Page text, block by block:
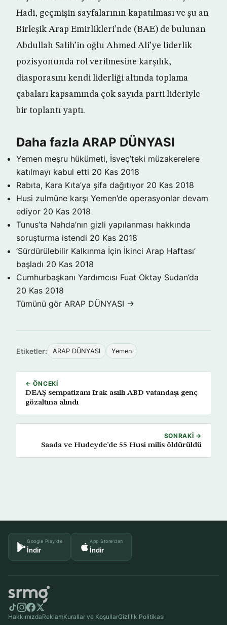
Hadi, geçmişin sayfalarının kapatılması ve şu an
Birleşik Arap Emirlikleri’nde (BAE) de bulunan
Abdullah Salih’in oğlu Ahmed Ali’ye liderlik
pozisyonunda rol verilmesine karşılık,
diasporasını kendi liderliği altında toplama
çabaları kapsamında çok sayıda parti lideriyle
bir toplantı yaptı.
Daha fazla ARAP DÜNYASI
Yemen meşru hükümeti, İsveç’teki müzakerelere
katılmayı kabul etti 20 Kas 2018
Rabıta, Kara Kıta’ya şifa dağıtıyor 20 Kas 2018
Husi zulmüne karşı Yemen’de operasyonlar devam
ediyor 20 Kas 2018
Tunus’ta Nahda’nın gizli yapılanması hakkında
soruşturma istendi 20 Kas 2018
‘Sürdürülebilir Kalkınma İçin İkinci Arap Haftası’
başladı 20 Kas 2018
Cumhurbaşkanı Yardımcısı Fuat Oktay Sudan’da
20 Kas 2018
Tümünü gör ARAP DÜNYASI →
Etiketler: ARAP DÜNYASI Yemen
← ÖNCEKI
DEAŞ sempatizanı Irak asıllı ABD vatandaşı genç
gözaltına alındı
SONRAKI →
Saada ve Hudeyde’de 55 Husi milis öldürüldü
Google Play'de
İndir
App Store'dan
İndir
HakkımızdaReklamKurallar ve KoşullarGizlilik Politikası